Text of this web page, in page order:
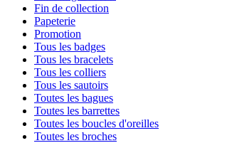
Fin de collection
Papeterie
Promotion
Tous les badges
Tous les bracelets
Tous les colliers
Tous les sautoirs
Toutes les bagues
Toutes les barrettes
Toutes les boucles d'oreilles
Toutes les broches